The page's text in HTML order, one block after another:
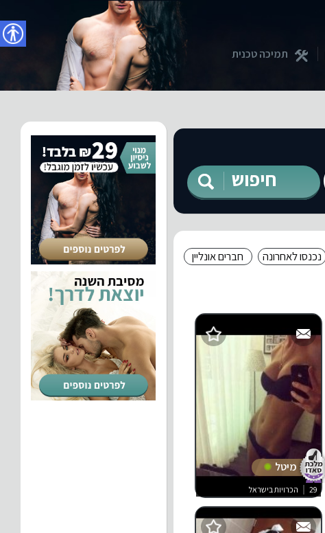
תמיכה טכנית
חיפוש
חברים אונליין נכנסו לאחרונה
מיטל
29 הכרויות בישראל